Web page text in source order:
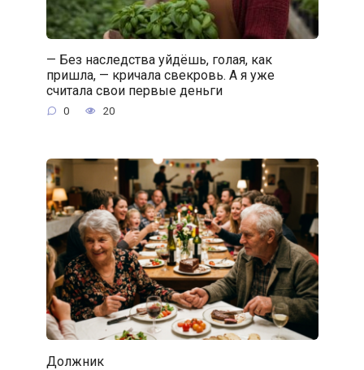
— Без наследства уйдёшь, голая, как
пришла, — кричала свекровь. А я уже
считала свои первые деньги
0 20
Должник